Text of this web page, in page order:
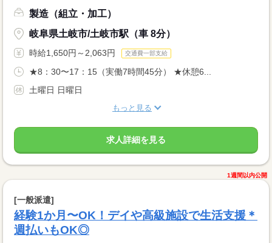
製造（組立・加工）
岐阜県土岐市/土岐市駅（車 8分）
時給1,650円～2,063円 交通費一部支給
★8：30〜17：15（実働7時間45分） ★休憩6...
土曜日 日曜日
もっと見る
求人詳細を見る
1週間以内公開
[一般派遣]
経験1か月〜OK！デイや高級施設で生活支援＊
週払いもOK◎